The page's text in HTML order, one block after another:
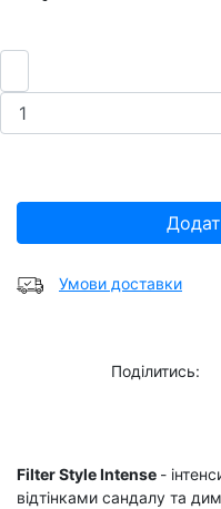
Умови доставки
Поділитись:
Filter Style Intense -
відтінками сандалу та